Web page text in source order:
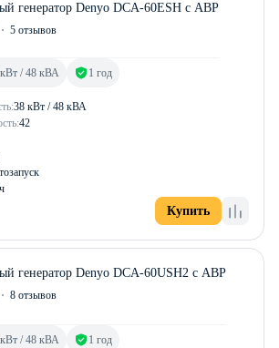
генератор Denyo DCA-60ESH с АВР
5 отзывов
38 кВт / 48 кВА
42
/ 48 кВА 1 год
Купить
генератор Denyo DCA-60USH2 с АВР
8 отзывов
/ 48 кВА 1 год